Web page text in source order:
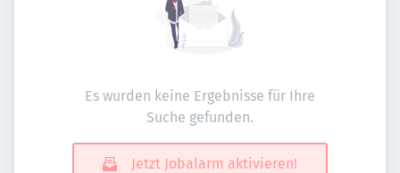
Es wurden keine Ergebnisse für Ihre
Suche gefunden.
Jetzt Jobalarm aktivieren!